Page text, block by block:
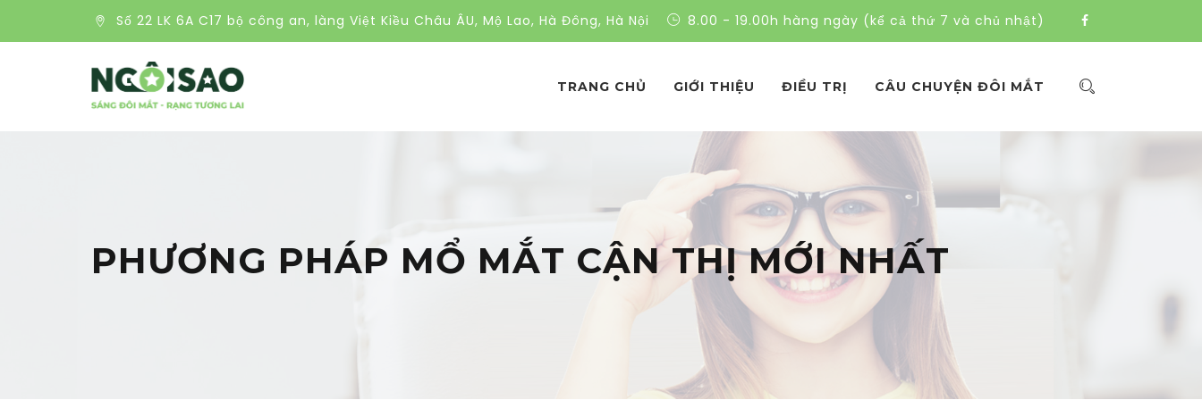
Số 22 LK 6A C17 bộ công an, làng Việt Kiều Châu ÂU, Mộ Lao, Hà Đông, Hà Nội 8.00 - 19.00h hàng ngày (kể cả thứ 7 và chủ nhật)
TRANG CHỦ GIỚI THIỆU ĐIỀU TRỊ CÂU CHUYỆN ĐÔI MẮT
PHƯƠNG PHÁP MỔ MẮT CẬN THỊ MỚI NHẤT